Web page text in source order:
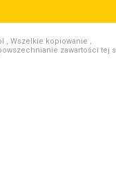
, Wszelkie kopiowanie ,
zawartości tej